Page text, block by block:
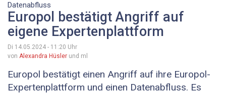
Datenabfluss
Europol bestätigt Angriff auf
eigene Expertenplattform
Di 14.05.2024 - 11:20 Uhr
von Alexandra Hüsler und ml
Europol bestätigt einen Angriff auf ihre Europol-
Expertenplattform und einen Datenabfluss. Es